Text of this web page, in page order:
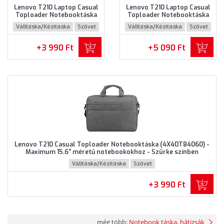
Lenovo T210 Laptop Casual
Toploader Notebooktáska
(GX40Q17231) - Maximum
15.6" méretű notebookokhoz
- Szürke színben
Válltáska/Kézitáska Szövet
+3 990 Ft
Lenovo T210 Laptop Casual
Toploader Notebooktáska
(GX40Q17232) - Maximum
15.6" méretű notebookokhoz
- Barna színben
Válltáska/Kézitáska Szövet
+5 090 Ft
Lenovo T210 Casual Toploader Notebooktáska (4X40T84060) -
Maximum 15.6" méretű notebookokhoz - Szürke színben
Válltáska/Kézitáska Szövet
+3 990 Ft
még több: Notebook táska, hátizsák